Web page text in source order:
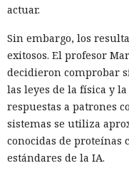
actuar.
Sin embargo, los
exitosos. El profesor
decidieron comprobar
las leyes de la física y
respuestas a patrones
sistemas se utiliza
conocidas de proteínas
estándares de la IA.